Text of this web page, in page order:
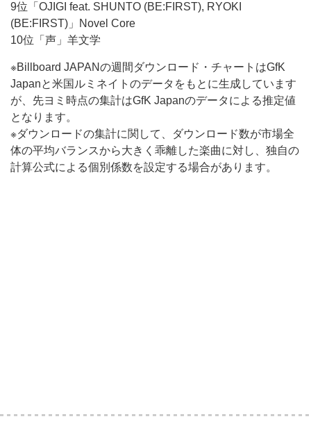
9位「OJIGI feat. SHUNTO (BE:FIRST), RYOKI
(BE:FIRST)」Novel Core
10位「声」羊文学
※Billboard JAPANの週間ダウンロード・チャートはGfK
Japanと米国ルミネイトのデータをもとに生成しています
が、先ヨミ時点の集計はGfK Japanのデータによる推定値
となります。
※ダウンロードの集計に関して、ダウンロード数が市場全
体の平均バランスから大きく乖離した楽曲に対し、独自の
計算公式による個別係数を設定する場合があります。